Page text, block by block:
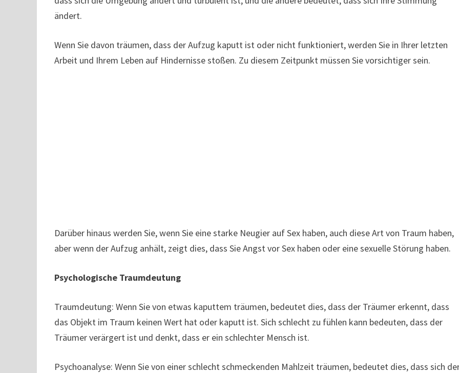
ändert.
Wenn Sie davon träumen, dass der Aufzug kaputt ist oder nicht funktioniert, werden Sie in Ihrer letzten
Arbeit und Ihrem Leben auf Hindernisse stoßen. Zu diesem Zeitpunkt müssen Sie vorsichtiger sein.
Darüber hinaus werden Sie, wenn Sie eine starke Neugier auf Sex haben, auch diese Art von Traum haben,
aber wenn der Aufzug anhält, zeigt dies, dass Sie Angst vor Sex haben oder eine sexuelle Störung haben.
Psychologische Traumdeutung
Traumdeutung: Wenn Sie von etwas kaputtem träumen, bedeutet dies, dass der Träumer erkennt, dass
das Objekt im Traum keinen Wert hat oder kaputt ist. Sich schlecht zu fühlen kann bedeuten, dass der
Träumer verärgert ist und denkt, dass er ein schlechter Mensch ist.
Psychoanalyse: Wenn Sie von einer schlecht schmeckenden Mahlzeit träumen, bedeutet dies, dass sich